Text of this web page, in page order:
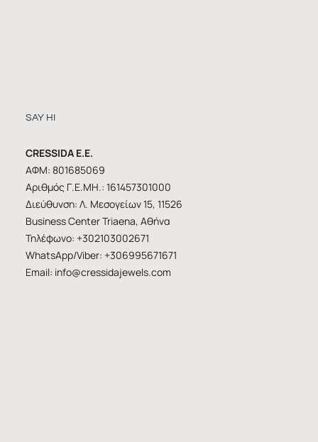
SAY HI
CRESSIDA E.E.
ΑΦΜ: 801685069
Αριθμός Γ.Ε.ΜΗ.: 161457301000
Διεύθυνση: Λ. Μεσογείων 15, 11526
Business Center Triaena, Αθήνα
Τηλέφωνο: +302103002671
WhatsApp/Viber: +306995671671
Email: info@cressidajewels.com